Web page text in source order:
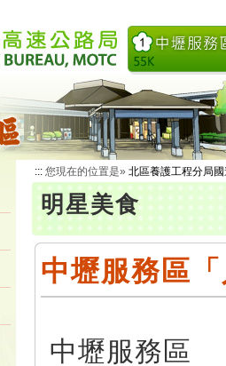
::: 您現在的位置是» 北區養護工程分局
明星美食
中壢服務區
中壢服務區